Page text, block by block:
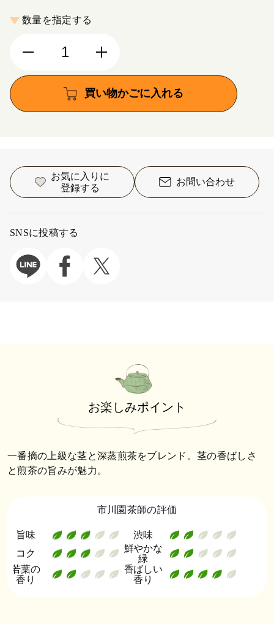
数量を指定する
買い物かごに入れる
お気に入りに
登録する
お問い合わせ
SNSに投稿する
お楽しみポイント
一番摘の上級な茎と深蒸煎茶をブレンド。茎の香ばしさ
と煎茶の旨みが魅力。
市川園茶師の評価
旨味
渋味
コク
鮮やかな
緑
若葉の
香り
香ばしい
香り